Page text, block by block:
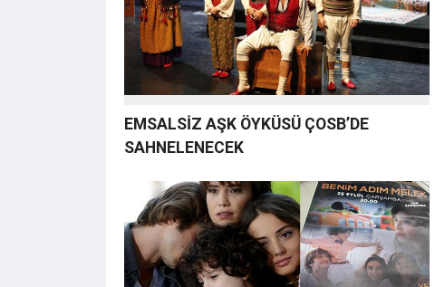
EMSALSİZ AŞK ÖYKÜSÜ ÇOSB’DE
SAHNELENECEK